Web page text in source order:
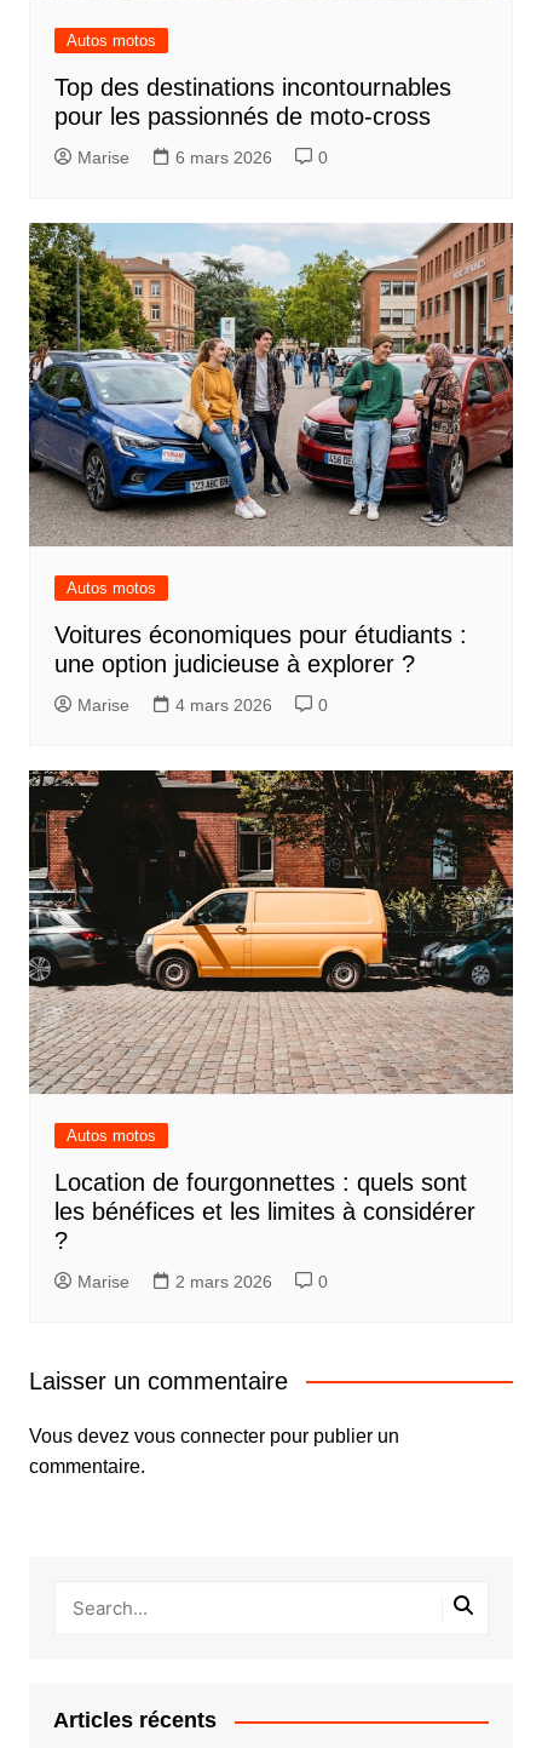
Autos motos
Top des destinations incontournables
pour les passionnés de moto-cross
Marise 6 mars 2026 0
Autos motos
Voitures économiques pour étudiants :
une option judicieuse à explorer ?
Marise 4 mars 2026 0
Autos motos
Location de fourgonnettes : quels sont
les bénéfices et les limites à considérer
?
Marise 2 mars 2026 0
Laisser un commentaire
Vous devez vous connecterpour publier un
commentaire.
Articles récents